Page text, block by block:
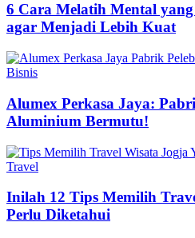
6 Cara Melatih Mental
agar Menjadi Lebih Kuat
Bisnis
Alumex Perkasa Jaya:
Aluminium Bermutu!
Travel
Inilah 12 Tips Memilih
Perlu Diketahui